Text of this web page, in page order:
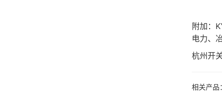
附加：
电力、
杭州开
相关产